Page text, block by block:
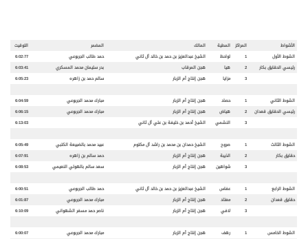
الأشواط المراكز المطية المالك المضمر
التوقيت
الشوط الأول
1 لواحظ الشيخ عبدالعزيز بن حمد بن خالد آل ثاني حمد طالب الجربوعي
6:02:77
رئيسي الحقايق بكار
2 هيا هجن المرقاب بدر سليمان محمد المسكري
6:03:41
3
مزايا هجن إنتاج أم الزبار سالم حمد بن زاهره 6:05:23
الشوط الثاني 1 حصاد هجن إنتاج أم الزبار مبارك محمد الجربوعي
6:04:59
رئيسي الحقايق قعدان
2 هياض هجن إنتاج أم الزبار مبارك محمد الجربوعي
6:06:15
3
النشمي الشيخ أحمد بن خليفة بن علي آل ثاني 6:13:03
الشوط الثالث 1 صروح الشيخ حمدان بن محمد بن راشد آل مكتوم عبيد محمد بالضبيعة الكتبي
6:05:49
حقايق بكار
2 الذيبة هجن إنتاج أم الزبار حمد سالم بن زاهره
6:07:91
3
شواهين هجن إنتاج أم الزبار سعد سالم بالهولي النعيمي 6:08:53
الشوط الرابع 1 عفاس الشيخ عبدالعزيز بن حمد بن خالد آل ثاني حمد طالب الجربوعي
6:00:51
حقايق قعدان
2 معتاد هجن إنتاج أم الزبار مبارك محمد الجربوعي
6:01:87
3
لافي هجن إنتاج أم الزبار ناصر حمد مسفر الشهواني 6:10:09
الشوط الخامس 1 رهف هجن إنتاج أم الزبار مبارك محمد الجربوعي
6:00:07